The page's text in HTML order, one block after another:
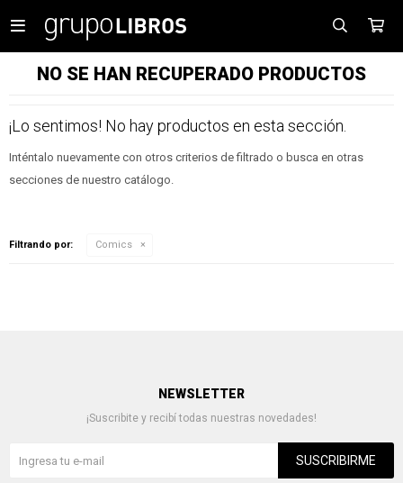

NO SE HAN RECUPERADO PRODUCTOS
¡Lo sentimos! No hay productos en esta sección.
Inténtalo nuevamente con otros criterios de filtrado o busca en otras
secciones de nuestro catálogo.
Filtrando por: Comics
NEWSLETTER
¡Suscribite y recibí todas nuestras novedades!
SUSCRIBIRME